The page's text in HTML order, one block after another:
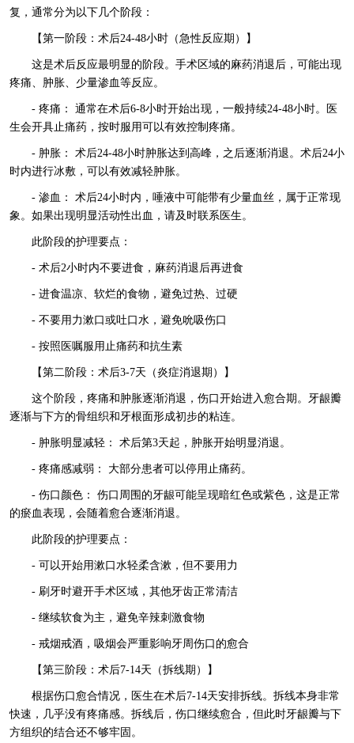
复，通常分为以下几个阶段：
【第一阶段：术后24-48小时（急性反应期）】
这是术后反应最明显的阶段。手术区域的麻药消退后，可能出现
疼痛、肿胀、少量渗血等反应。
- 疼痛： 通常在术后6-8小时开始出现，一般持续24-48小时。医
生会开具止痛药，按时服用可以有效控制疼痛。
- 肿胀： 术后24-48小时肿胀达到高峰，之后逐渐消退。术后24小
时内进行冰敷，可以有效减轻肿胀。
- 渗血： 术后24小时内，唾液中可能带有少量血丝，属于正常现
象。如果出现明显活动性出血，请及时联系医生。
此阶段的护理要点：
- 术后2小时内不要进食，麻药消退后再进食
- 进食温凉、软烂的食物，避免过热、过硬
- 不要用力漱口或吐口水，避免吮吸伤口
- 按照医嘱服用止痛药和抗生素
【第二阶段：术后3-7天（炎症消退期）】
这个阶段，疼痛和肿胀逐渐消退，伤口开始进入愈合期。牙龈瓣
逐渐与下方的骨组织和牙根面形成初步的粘连。
- 肿胀明显减轻： 术后第3天起，肿胀开始明显消退。
- 疼痛感减弱： 大部分患者可以停用止痛药。
- 伤口颜色： 伤口周围的牙龈可能呈现暗红色或紫色，这是正常
的瘀血表现，会随着愈合逐渐消退。
此阶段的护理要点：
- 可以开始用漱口水轻柔含漱，但不要用力
- 刷牙时避开手术区域，其他牙齿正常清洁
- 继续软食为主，避免辛辣刺激食物
- 戒烟戒酒，吸烟会严重影响牙周伤口的愈合
【第三阶段：术后7-14天（拆线期）】
根据伤口愈合情况，医生在术后7-14天安排拆线。拆线本身非常
快速，几乎没有疼痛感。拆线后，伤口继续愈合，但此时牙龈瓣与下
方组织的结合还不够牢固。